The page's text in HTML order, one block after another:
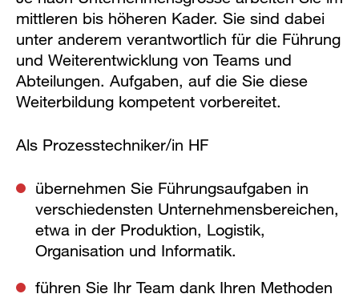
mittleren bis höheren Kader. Sie sind dabei
unter anderem verantwortlich für die Führung
und Weiterentwicklung von Teams und
Abteilungen. Aufgaben, auf die Sie diese
Weiterbildung kompetent vorbereitet.
Als Prozesstechniker/in HF
übernehmen Sie Führungsaufgaben in
verschiedensten Unternehmensbereichen,
etwa in der Produktion, Logistik,
Organisation und Informatik.
führen Sie Ihr Team dank Ihren Methoden